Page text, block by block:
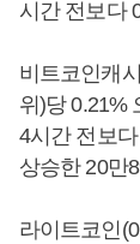
시간 전보다
비트코인캐
위)당 0.21%
4시간 전보
상승한 20만
라이트코인